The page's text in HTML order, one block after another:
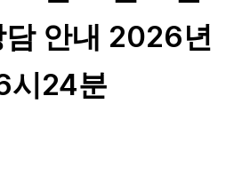
안내 2026년
시24분